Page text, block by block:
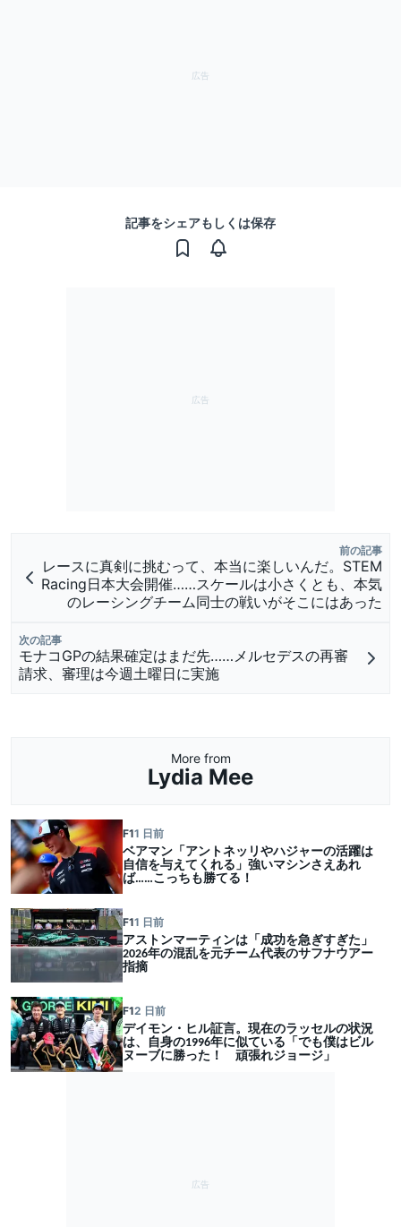
記事をシェアもしくは保存
前の記事
レースに真剣に挑むって、本当に楽しいんだ。STEM
Racing日本大会開催……スケールは小さくとも、本気
のレーシングチーム同士の戦いがそこにはあった
次の記事
モナコGPの結果確定はまだ先……メルセデスの再審
請求、審理は今週土曜日に実施
More from
Lydia Mee
F11 日前
ベアマン「アントネッリやハジャーの活躍は
自信を与えてくれる」強いマシンさえあれ
ば……こっちも勝てる！
F11 日前
アストンマーティンは「成功を急ぎすぎた」
2026年の混乱を元チーム代表のサフナウアー
指摘
F12 日前
デイモン・ヒル証言。現在のラッセルの状況
は、自身の1996年に似ている「でも僕はビル
ヌーブに勝った！ 頑張れジョージ」